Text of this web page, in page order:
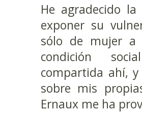
He agradecido
exponer su
sólo de mujer a
condición
compartida ahí,
sobre mis
Ernaux me ha